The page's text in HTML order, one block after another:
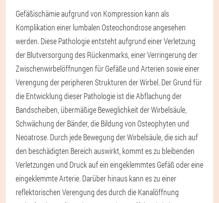
Gefäßischämie aufgrund von Kompression kann als
Komplikation einer lumbalen Osteochondrose angesehen
werden. Diese Pathologie entsteht aufgrund einer Verletzung
der Blutversorgung des Rückenmarks, einer Verringerung der
Zwischenwirbelöffnungen für Gefäße und Arterien sowie einer
Verengung der peripheren Strukturen der Wirbel. Der Grund für
die Entwicklung dieser Pathologie ist die Abflachung der
Bandscheiben, übermäßige Beweglichkeit der Wirbelsäule,
Schwächung der Bänder, die Bildung von Osteophyten und
Neoatrose. Durch jede Bewegung der Wirbelsäule, die sich auf
den beschädigten Bereich auswirkt, kommt es zu bleibenden
Verletzungen und Druck auf ein eingeklemmtes Gefäß oder eine
eingeklemmte Arterie. Darüber hinaus kann es zu einer
reflektorischen Verengung des durch die Kanalöffnung